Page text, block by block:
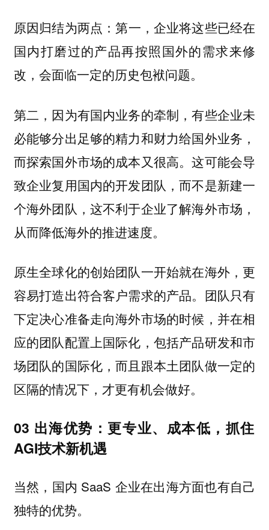
原因归结为两点：第一，企业将这些已经在
国内打磨过的产品再按照国外的需求来修
改，会面临一定的历史包袱问题。
第二，因为有国内业务的牵制，有些企业未
必能够分出足够的精力和财力给国外业务，
而探索国外市场的成本又很高。这可能会导
致企业复用国内的开发团队，而不是新建一
个海外团队，这不利于企业了解海外市场，
从而降低海外的推进速度。
原生全球化的创始团队一开始就在海外，更
容易打造出符合客户需求的产品。团队只有
下定决心准备走向海外市场的时候，并在相
应的团队配置上国际化，包括产品研发和市
场团队的国际化，而且跟本土团队做一定的
区隔的情况下，才更有机会做好。
03 ‍出海优势：更专业、成本低，抓住
AGI技术新机遇
当然，国内 SaaS 企业在出海方面也有自己
独特的优势。